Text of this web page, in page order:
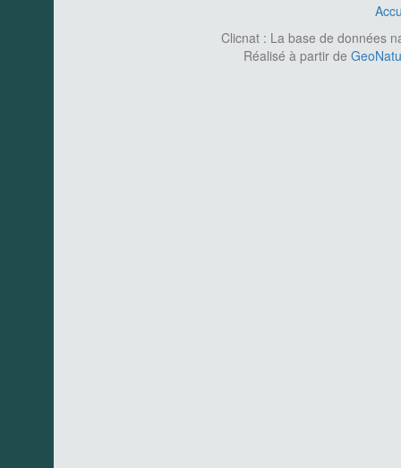
Clicnat : La base de données
Réalisé à partir de